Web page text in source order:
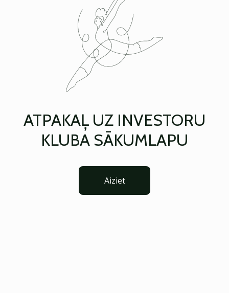
ATPAKAĻ UZ INVESTORU
KLUBA SĀKUMLAPU
Aiziet